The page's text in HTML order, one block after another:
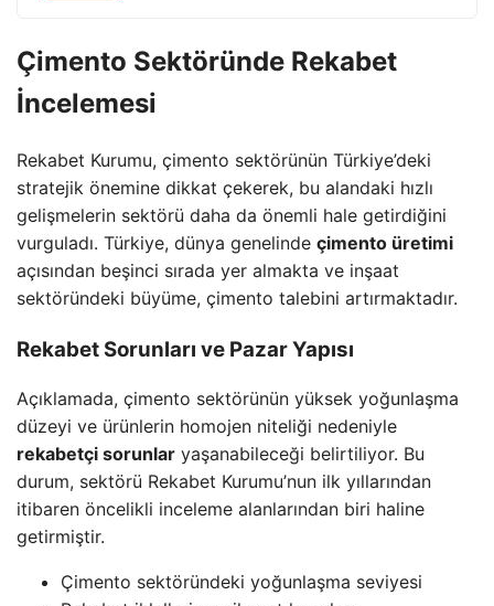
Çimento Sektöründe Rekabet
İncelemesi
Rekabet Kurumu, çimento sektörünün Türkiye’deki
stratejik önemine dikkat çekerek, bu alandaki hızlı
gelişmelerin sektörü daha da önemli hale getirdiğini
vurguladı. Türkiye, dünya genelinde çimento üretimi
açısından beşinci sırada yer almakta ve inşaat
sektöründeki büyüme, çimento talebini artırmaktadır.
Rekabet Sorunları ve Pazar Yapısı
Açıklamada, çimento sektörünün yüksek yoğunlaşma
düzeyi ve ürünlerin homojen niteliği nedeniyle
rekabetçi sorunlar yaşanabileceği belirtiliyor. Bu
durum, sektörü Rekabet Kurumu’nun ilk yıllarından
itibaren öncelikli inceleme alanlarından biri haline
getirmiştir.
Çimento sektöründeki yoğunlaşma seviyesi